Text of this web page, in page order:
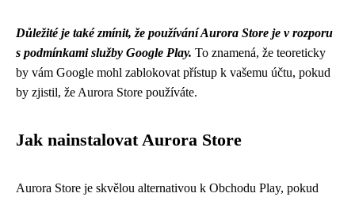
Důležité je také zmínit, že používání Aurora Store je v rozporu
s podmínkami služby Google Play. To znamená, že teoreticky
by vám Google mohl zablokovat přístup k vašemu účtu, pokud
by zjistil, že Aurora Store používáte.
Jak nainstalovat Aurora Store
Aurora Store je skvělou alternativou k Obchodu Play, pokud